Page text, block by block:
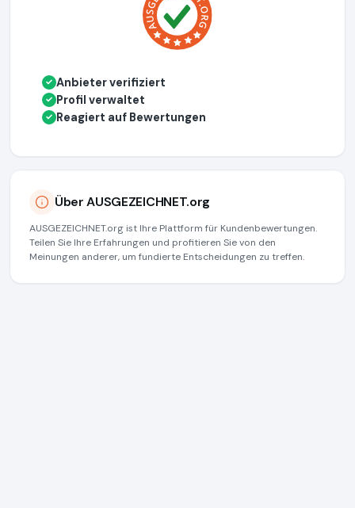
✓ Anbieter verifiziert
✓ Profil verwaltet
✓ Reagiert auf Bewertungen
Über AUSGEZEICHNET.org
AUSGEZEICHNET.org ist Ihre Plattform für Kundenbewertungen.
Teilen Sie Ihre Erfahrungen und profitieren Sie von den
Meinungen anderer, um fundierte Entscheidungen zu treffen.